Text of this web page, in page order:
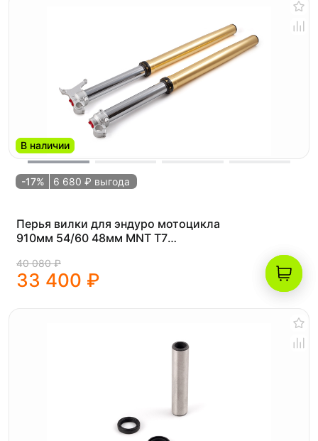
В наличии
-17% 6 680 ₽ выгода
Перья вилки для эндуро мотоцикла
910мм 54/60 48мм MNT T7
40 080 ₽
33 400 ₽